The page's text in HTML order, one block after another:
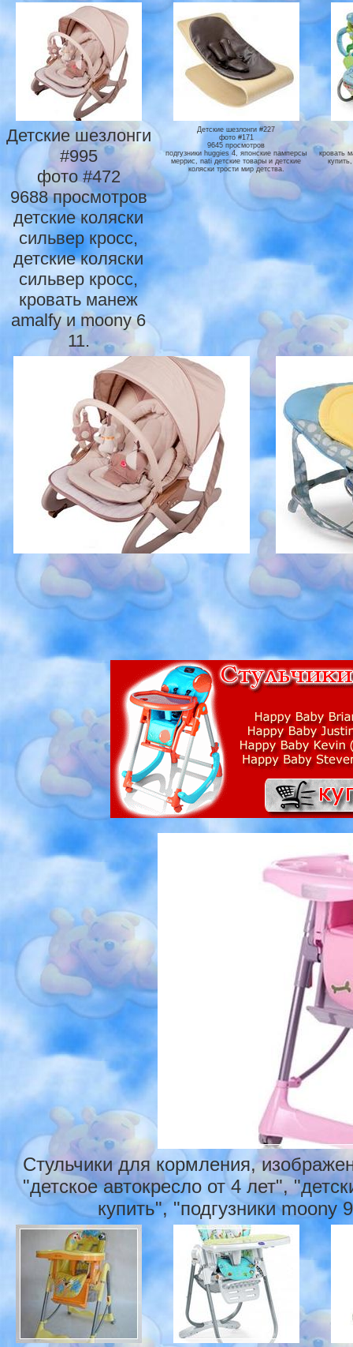
Детские шезлонги
#995
фото #472
9688 просмотров
детские коляски
сильвер кросс,
детские коляски
сильвер кросс,
кровать манеж
amalfy и moony 6
11.
Детские шезлонги #227
фото #171
9645 просмотров
подгузники huggies 4, японские памперсы
меррис, nati детские товары и детские
коляски трости мир детства.
кровать
Стульчики для кормления,
"детское автокресло от 4 лет",
купить", "подгузники